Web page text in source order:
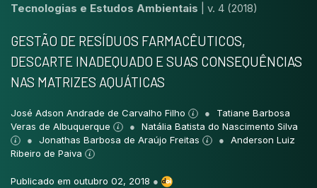
Tecnologias e Estudos Ambientais v. 4 (2018)
GESTÃO DE RESÍDUOS FARMACÊUTICOS,
DESCARTE INADEQUADO E SUAS CONSEQUÊNCIAS
NAS MATRIZES AQUÁTICAS
José Adson Andrade de Carvalho Filho
Tatiane Barbosa
Veras de Albuquerque
Natália Batista do Nascimento Silva
Jonathas Barbosa de Araújo Freitas
Anderson Luiz
Ribeiro de Paiva
Publicado em outubro 02, 2018 ●